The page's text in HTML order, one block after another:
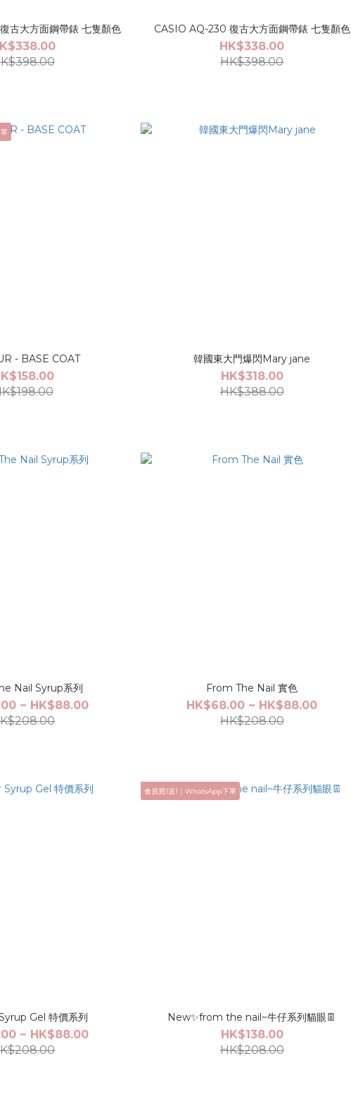
古大方面鋼帶錶 七隻顏色 CASIO AQ-230 復古大方面鋼帶錶 七隻顏色
HK$338.00
HK$398.00
- BASE COAT 韓國東大門爆閃Mary jane
HK$318.00
HK$388.00
From The Nail Syrup系列
~ HK$88.00
From The Nail 實色
HK$68.00 ~ HK$88.00
HK$208.00
Gel 特價系列
~ HK$88.00
會員買1送1｜WhatsApp下單
New✨from the nail~牛仔系列貓眼👖
HK$138.00
HK$208.00